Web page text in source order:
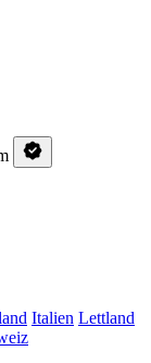
Italien Lettland